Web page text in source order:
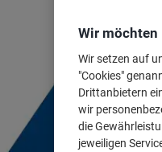
Wir möchten
Wir setzen auf
"Cookies"
Drittanbietern
wir
die
jeweiligen